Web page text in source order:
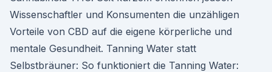
Wissenschaftler und Konsumenten die unzähligen
Vorteile von CBD auf die eigene körperliche und
mentale Gesundheit. Tanning Water statt
Selbstbräuner: So funktioniert die Tanning Water: